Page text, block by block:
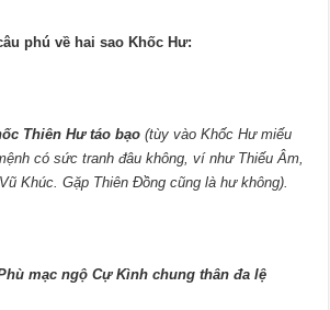
phú về hai sao Khốc Hư:
Thiên Hư táo bạo (tùy vào Khốc Hư miếu
có sức tranh đâu không, ví như Thiếu Âm,
Khúc. Gặp Thiên Đồng cũng là hư không).
mạc ngộ Cự Kình chung thân đa lệ